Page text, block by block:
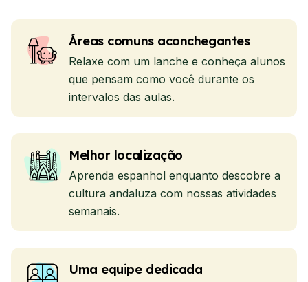
Áreas comuns aconchegantes
Relaxe com um lanche e conheça alunos
que pensam como você durante os
intervalos das aulas.
Melhor localização
Aprenda espanhol enquanto descobre a
cultura andaluza com nossas atividades
semanais.
Uma equipe dedicada